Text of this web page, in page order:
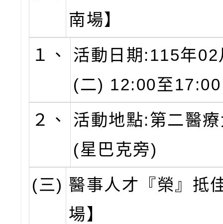
南場】
１、
活動日期:115年
(二) 12:00至
２、
活動地點:第二醫
(星巴克旁)
(三) 醫事人才『榮』抵
場】